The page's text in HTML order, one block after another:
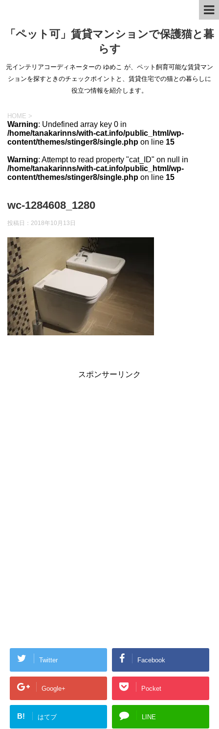
「ペット可」賃貸マンションで保護猫と暮
らす
元インテリアコーディネーターの ゆめこ が、ペット飼育可能な賃貸マン
ションを探すときのチェックポイントと、賃貸住宅での猫との暮らしに
役立つ情報を紹介します。
HOME >
Warning: Undefined array key 0 in
/home/tanakarinns/with-cat.info/public_html/wp-
content/themes/stinger8/single.php on line 15
Warning: Attempt to read property "cat_ID" on null in
/home/tanakarinns/with-cat.info/public_html/wp-
content/themes/stinger8/single.php on line 15
wc-1284608_1280
投稿日： 2018年10月13日
スポンサーリンク
Twitter Facebook
Google+ Pocket
B! はてブ LINE